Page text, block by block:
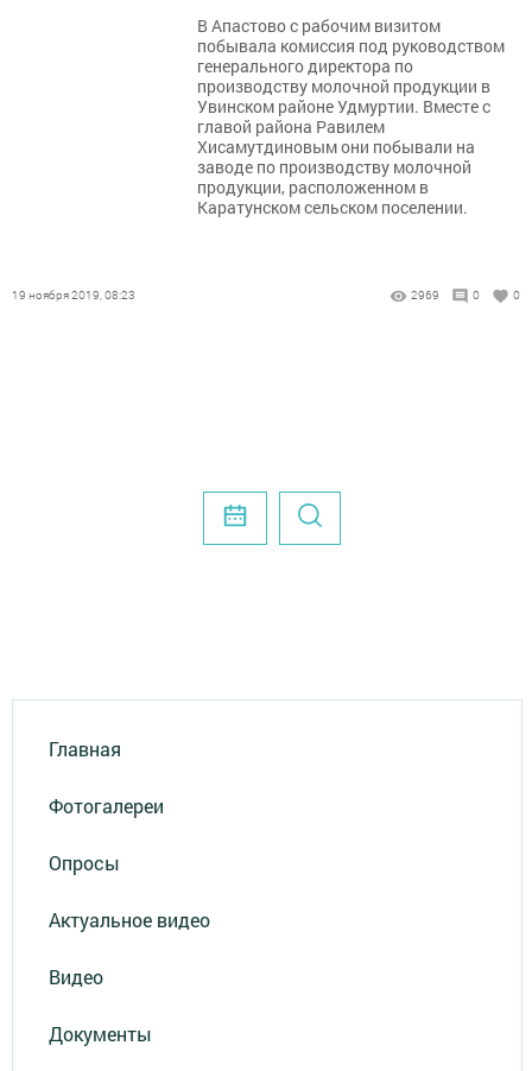
В Апастово с рабочим визитом
побывала комиссия под руководством
генерального директора по
производству молочной продукции в
Увинском районе Удмуртии. Вместе с
главой района Равилем
Хисамутдиновым они побывали на
заводе по производству молочной
продукции, расположенном в
Каратунском сельском поселении.
19 ноября 2019, 08:23 2969 0 0
Главная
Фотогалереи
Опросы
Актуальное видео
Видео
Документы